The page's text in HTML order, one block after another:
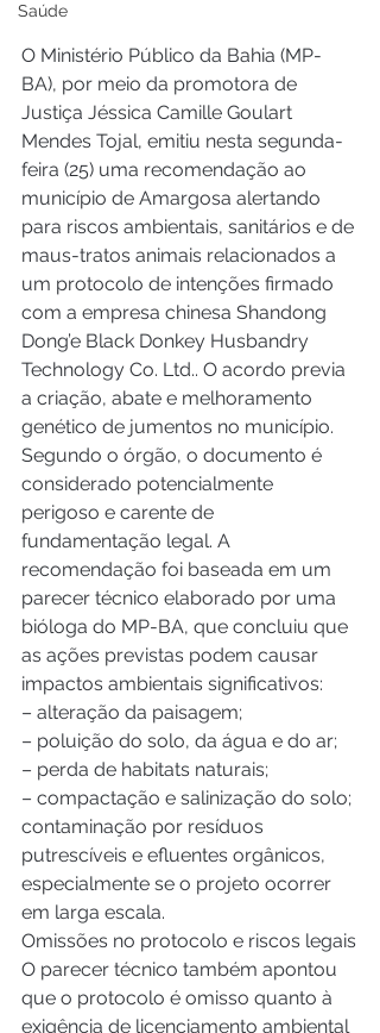
Saúde
O Ministério Público da Bahia (MP-
BA), por meio da promotora de
Justiça Jéssica Camille Goulart
Mendes Tojal, emitiu nesta segunda-
feira (25) uma recomendação ao
município de Amargosa alertando
para riscos ambientais, sanitários e de
maus-tratos animais relacionados a
um protocolo de intenções firmado
com a empresa chinesa Shandong
Dong’e Black Donkey Husbandry
Technology Co. Ltd.. O acordo previa
a criação, abate e melhoramento
genético de jumentos no município.
Segundo o órgão, o documento é
considerado potencialmente
perigoso e carente de
fundamentação legal. A
recomendação foi baseada em um
parecer técnico elaborado por uma
bióloga do MP-BA, que concluiu que
as ações previstas podem causar
impactos ambientais significativos:
– alteração da paisagem;
– poluição do solo, da água e do ar;
– perda de habitats naturais;
– compactação e salinização do solo;
contaminação por resíduos
putrescíveis e efluentes orgânicos,
especialmente se o projeto ocorrer
em larga escala.
Omissões no protocolo e riscos legais
O parecer técnico também apontou
que o protocolo é omisso quanto à
exigência de licenciamento ambiental